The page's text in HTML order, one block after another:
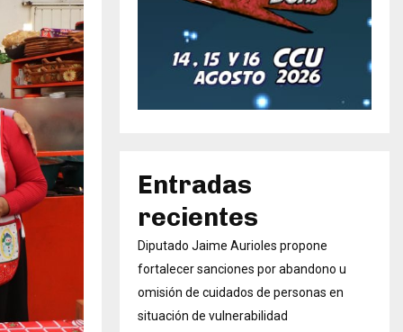
Entradas
recientes
Diputado Jaime Aurioles propone
fortalecer sanciones por abandono u
omisión de cuidados de personas en
situación de vulnerabilidad